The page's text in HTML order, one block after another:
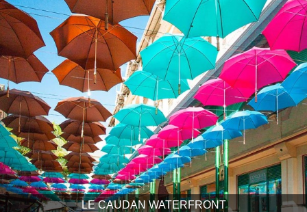
LE CAUDAN WATERFRONT